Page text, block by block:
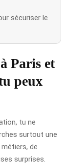
sécuriser le
Paris et
peux
tu ne
surtout une
de
surprises.